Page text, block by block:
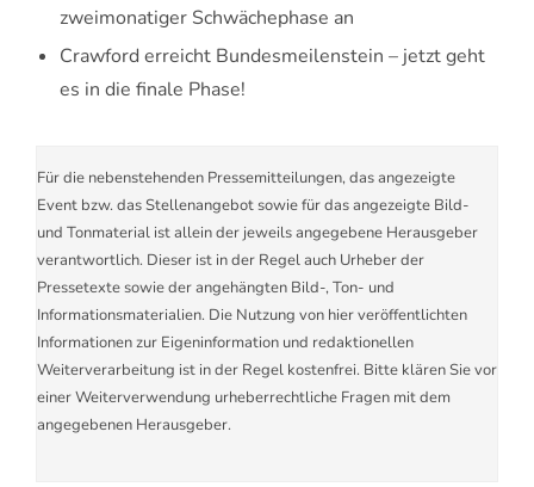
zweimonatiger Schwächephase an
Crawford erreicht Bundesmeilenstein – jetzt geht
es in die finale Phase!
Für die nebenstehenden Pressemitteilungen, das angezeigte
Event bzw. das Stellenangebot sowie für das angezeigte Bild-
und Tonmaterial ist allein der jeweils angegebene Herausgeber
verantwortlich. Dieser ist in der Regel auch Urheber der
Pressetexte sowie der angehängten Bild-, Ton- und
Informationsmaterialien. Die Nutzung von hier veröffentlichten
Informationen zur Eigeninformation und redaktionellen
Weiterverarbeitung ist in der Regel kostenfrei. Bitte klären Sie vor
einer Weiterverwendung urheberrechtliche Fragen mit dem
angegebenen Herausgeber.